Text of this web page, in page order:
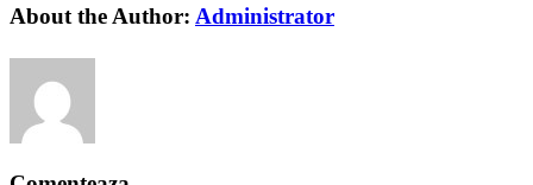
About the Author: Administrator